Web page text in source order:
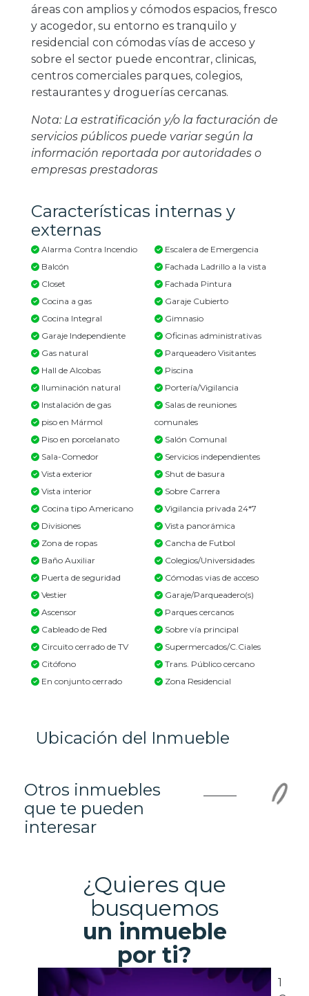
áreas con amplios y cómodos espacios, fresco
y acogedor, su entorno es tranquilo y
residencial con cómodas vías de acceso y
sobre el sector puede encontrar, clinicas,
centros comerciales parques, colegios,
restaurantes y droguerías cercanas.
Nota: La estratificación y/o la facturación de
servicios públicos puede variar según la
información reportada por autoridades o
empresas prestadoras
Características internas y
externas
Alarma Contra Incendio
Balcón
Closet
Cocina a gas
Cocina Integral
Garaje Independiente
Gas natural
Hall de Alcobas
Iluminación natural
Instalación de gas
piso en Mármol
Piso en porcelanato
Sala-Comedor
Vista exterior
Vista interior
Cocina tipo Americano
Divisiones
Zona de ropas
Baño Auxiliar
Puerta de seguridad
Vestier
Ascensor
Cableado de Red
Circuito cerrado de TV
Citófono
En conjunto cerrado
Escalera de Emergencia
Fachada Ladrillo a la vista
Fachada Pintura
Garaje Cubierto
Gimnasio
Oficinas administrativas
Parqueadero Visitantes
Piscina
Portería/Vigilancia
Salas de reuniones
comunales
Salón Comunal
Servicios independientes
Shut de basura
Sobre Carrera
Vigilancia privada 24*7
Vista panorámica
Cancha de Futbol
Colegios/Universidades
Cómodas vias de acceso
Garaje/Parqueadero(s)
Parques cercanos
Sobre vía principal
Supermercados/C.Ciales
Trans. Público cercano
Zona Residencial
Ubicación del Inmueble
Otros inmuebles
que te pueden
interesar
¿Quieres que
busquemos
un inmueble
por ti?
1